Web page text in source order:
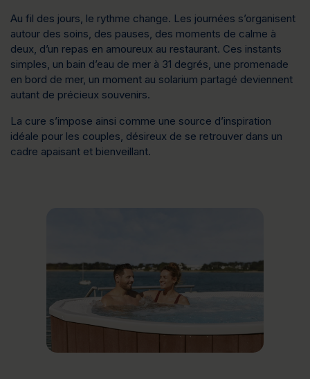
Au fil des jours, le rythme change. Les journées s’organisent
autour des soins, des pauses, des moments de calme à
deux, d’un repas en amoureux au restaurant. Ces instants
simples, un bain d’eau de mer à 31 degrés, une promenade
en bord de mer, un moment au solarium partagé deviennent
autant de précieux souvenirs.
La cure s’impose ainsi comme une source d’inspiration
idéale pour les couples , désireux de se retrouver dans un
cadre apaisant et bienveillant.